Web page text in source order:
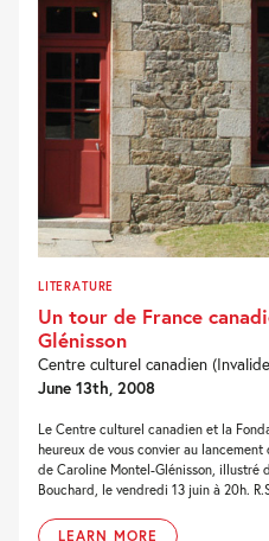
LITERATURE
Un tour de France
Glénisson
Centre culturel canadien
June 13th, 2008
Le Centre culturel canadien et la
heureux de vous convier au
de Caroline Montel-Glénisson, illustré
Bouchard, le vendredi 13 juin à 20h.
LEARN MORE